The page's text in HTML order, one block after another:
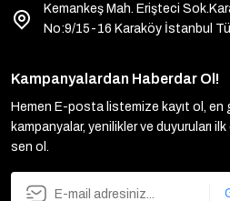
Kemankeş Mah. Erişteci
No:9/15-16 Karaköy İstanbul
Kampanyalardan Haberdar Ol!
Hemen E-posta listemize kayıt ol, en
kampanyalar, yenilikler ve duyuruları
sen ol.